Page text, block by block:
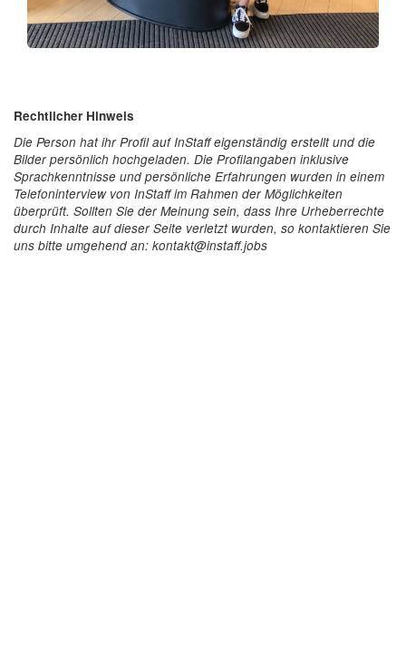
Rechtlicher Hinweis
Die Person hat ihr Profil auf InStaff eigenständig erstellt und die
Bilder persönlich hochgeladen. Die Profilangaben inklusive
Sprachkenntnisse und persönliche Erfahrungen wurden in einem
Telefoninterview von InStaff im Rahmen der Möglichkeiten
überprüft. Sollten Sie der Meinung sein, dass Ihre Urheberrechte
durch Inhalte auf dieser Seite verletzt wurden, so kontaktieren Sie
uns bitte umgehend an: kontakt@instaff.jobs